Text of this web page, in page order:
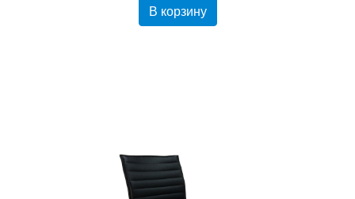
В корзину